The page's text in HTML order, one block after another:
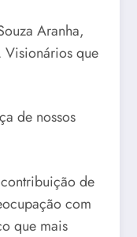
Aranha,
Visionários que
de nossos
de
com
que mais